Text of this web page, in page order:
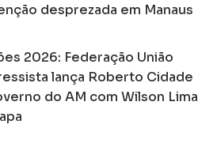
desprezada em Manaus
2026: Federação União
lança Roberto Cidade
do AM com Wilson Lima